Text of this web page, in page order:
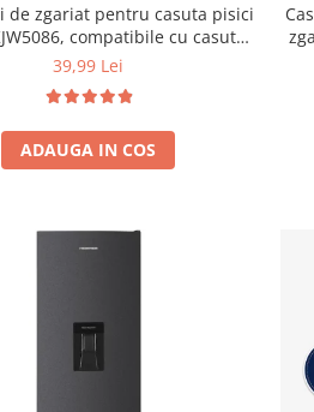
de zgariat pentru casuta pisici
compatibile cu casuta
59 x 28.5 x 35 cm
39,99 Lei
ADAUGA IN COS